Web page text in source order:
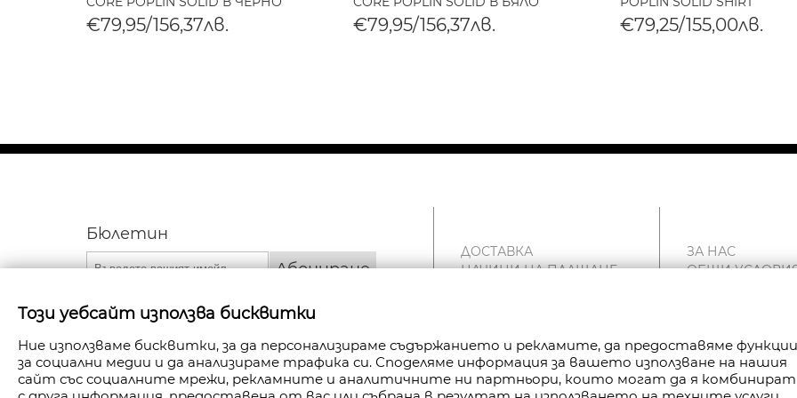
€79,95/156,37лв. €79,95/156,37лв. €79,25/155,00лв.
Бюлетин
Абониране
ДОСТАВКА
НАЧИНИ НА ПЛАЩАНЕ
КОНТАКТИ
ЗА НАС
ОБЩИ
МАГАЗИНИ
Този уебсайт използва бисквитки
Ние използваме бисквитки, за да персонализираме съдържанието и рекламите, да предоставяме функции
за социални медии и да анализираме трафика си. Споделяме информация за вашето използване на нашия
сайт със социалните мрежи, рекламните и аналитичните ни партньори, които могат да я комбинират